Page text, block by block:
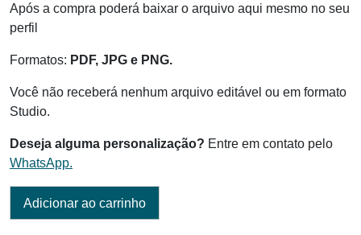
Após a compra poderá baixar o arquivo aqui mesmo no seu
perfil
Formatos: PDF, JPG e PNG.
Você não receberá nenhum arquivo editável ou em formato
Studio.
Deseja alguma personalização? Entre em contato pelo
WhatsApp.
Adicionar ao carrinho